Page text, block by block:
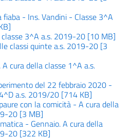
- Ins. Vandini - Classe 3^A
3^A a.s. 2019-20 [10 MB]
classi quinte a.s. 2019-20 [3
cura della classe 1^A a.s.
del 22 febbraio 2020 -
a.s. 2019/20 [714 KB]
con la comicità - A cura della
20 [3 MB]
- Gennaio. A cura della
20 [322 KB]